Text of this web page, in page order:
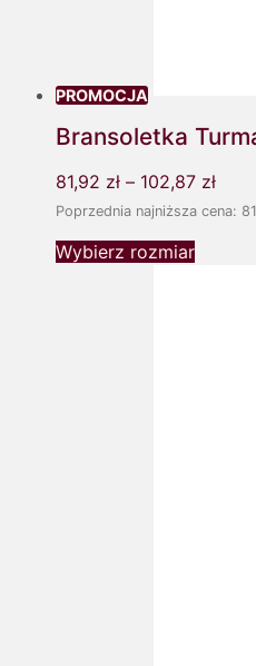
PROMOCJA
Bransoletka
81,92 zł – 102,87 zł
Poprzednia najniższa cena:
Wybierz rozmiar